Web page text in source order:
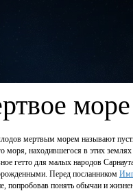
море
мертвым морем называют
моря, находившегося в этих
гетто для малых народов
Перед посланником
попробовав понять обычаи и